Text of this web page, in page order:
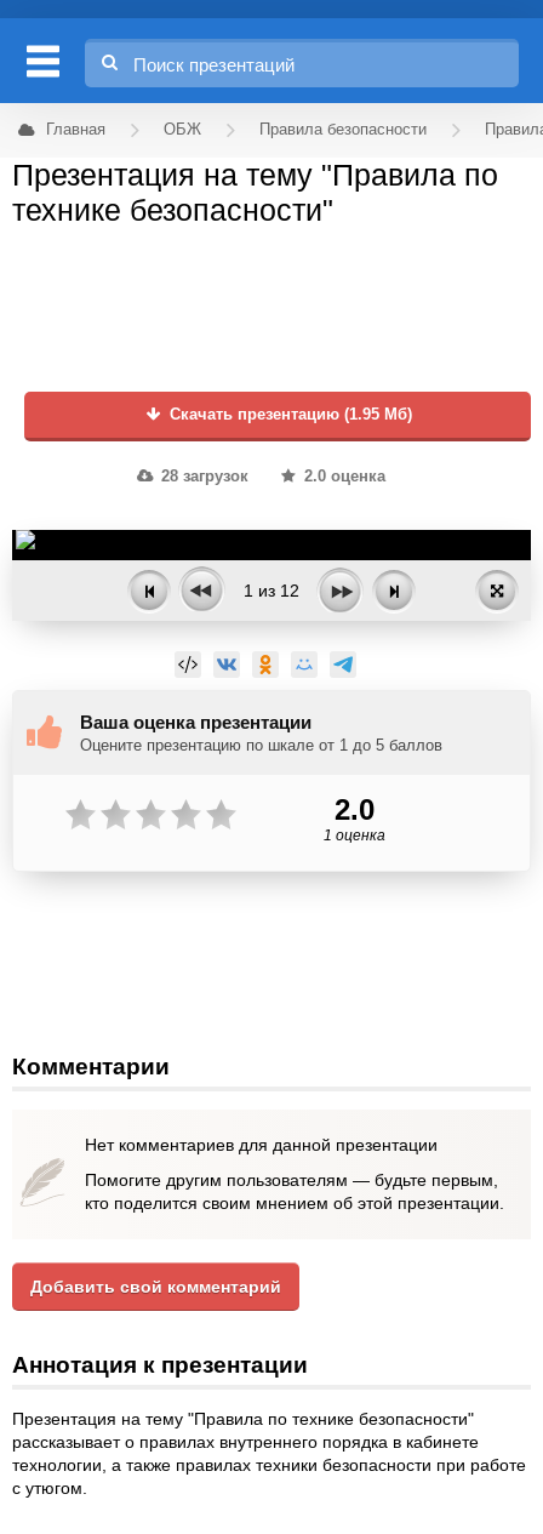
Главная ОБЖ Правила безопасности
Презентация на тему "Правила по
технике безопасности"
Скачать презентацию (1.95 Мб)
28 загрузок 2.0 оценка
1 из 12
Ваша оценка презентации
Оцените презентацию по шкале от 1 до 5 баллов
2.0
1 оценка
Комментарии
Нет комментариев для данной презентации
Помогите другим пользователям — будьте первым,
кто поделится своим мнением об этой презентации.
Добавить свой комментарий
Аннотация к презентации
Презентация на тему "Правила по технике безопасности"
рассказывает о правилах внутреннего порядка в кабинете
технологии, а также правилах техники безопасности при работе
с утюгом.